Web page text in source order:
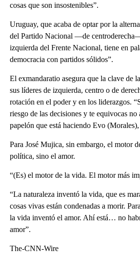
cosas que son insostenibles”.
Uruguay, que acaba de optar por la
del Partido Nacional —de
izquierda del Frente Nacional, tiene en
democracia con partidos sólidos”.
El exmandaratio asegura que la clave de
sus líderes de izquierda, centro o de
rotación en el poder y en los liderazgos.
riesgo de las decisiones y te equivocas
papelón que está haciendo Evo
Para José Mujica, sin embargo, el motor
política, sino el amor.
“(Es) el motor de la vida. El motor más
“La naturaleza inventó la vida, que es
cosas vivas están condenadas a morir.
la vida inventó el amor. Ahí está… no
amor”.
The-CNN-Wire